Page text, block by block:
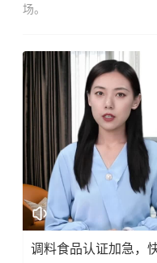
场。
调料食品认证加急，